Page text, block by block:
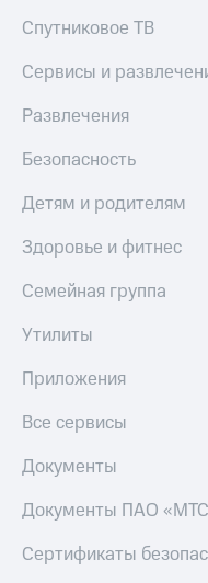
Спутниковое ТВ
Сервисы и
Развлечения
Безопасность
Детям и родителям
Здоровье и фитнес
Семейная группа
Утилиты
Приложения
Все сервисы
Документы
Документы ПАО
Сертификаты